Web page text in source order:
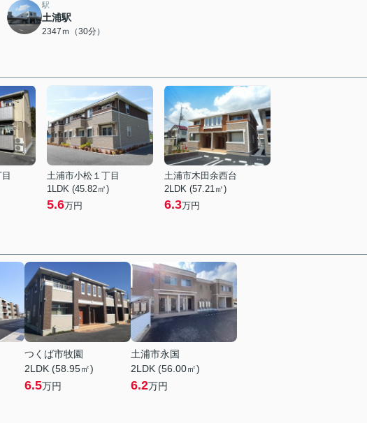
駅
土浦駅
2347ｍ（30分）
土浦市小松１丁目
1LDK (45.82㎡)
5.6万円
土浦市木田余西台
2LDK (57.21㎡)
6.3万円
つくば市牧園
2LDK (58.95㎡)
6.5万円
土浦市永国
2LDK (56.00㎡)
6.2万円